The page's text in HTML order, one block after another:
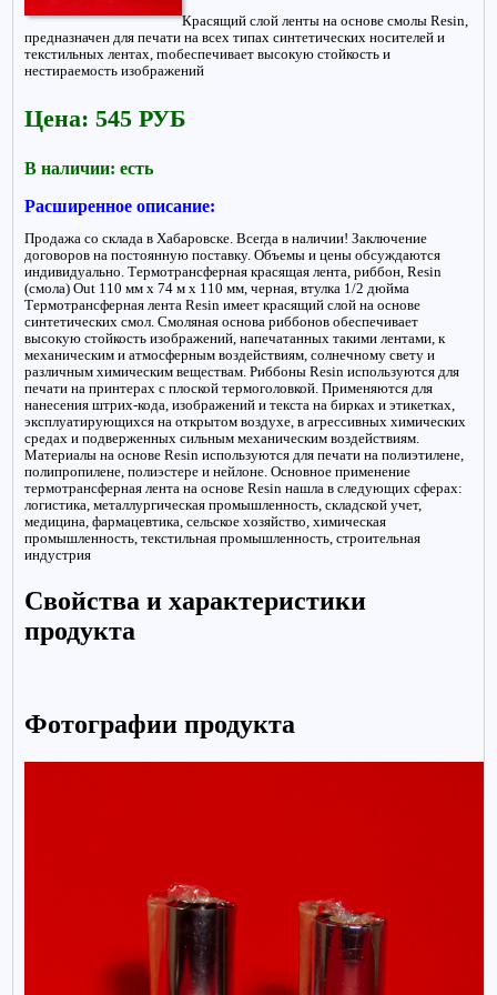
Красящий слой ленты на основе смолы Rеsin,
предназначен для печати на всех типах синтетических носителей и
текстильных лентах, rnобеспечивает высокую стойкость и
нестираемость изображений
Цена: 545 РУБ
В наличии: есть
Расширенное описание:
Продажа со склада в Хабаровске. Всегда в наличии! Заключение
договоров на постоянную поставку. Объемы и цены обсуждаются
индивидуально. Термотрансферная красящая лента, риббон, Resin
(смола) Out 110 мм x 74 м х 110 мм, черная, втулка 1/2 дюйма
Термотрансферная лента Resin имеет красящий слой на основе
синтетических смол. Смоляная основа риббонов обеспечивает
высокую стойкость изображений, напечатанных такими лентами, к
механическим и атмосферным воздействиям, солнечному свету и
различным химическим веществам. Риббоны Resin используются для
печати на принтерах с плоской термоголовкой. Применяются для
нанесения штрих-кода, изображений и текста на бирках и этикетках,
эксплуатирующихся на открытом воздухе, в агрессивных химических
средах и подверженных сильным механическим воздействиям.
Материалы на основе Resin используются для печати на полиэтилене,
полипропилене, полиэстере и нейлоне. Основное применение
термотрансферная лента на основе Resin нашла в следующих сферах:
логистика, металлургическая промышленность, складской учет,
медицина, фармацевтика, сельское хозяйство, химическая
промышленность, текстильная промышленность, строительная
индустрия
Свойства и характеристики
продукта
Фотографии продукта